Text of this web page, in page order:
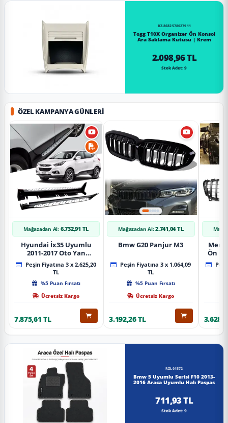
RZ.8682578027911
Togg T10X Organizer Ön Konsol
Ara Saklama Kutusu | Krem
2.098,96 TL
Stok Adet: 9
ÖZEL KAMPANYA GÜNLERI
Mağazadan Al: 6.732,91 TL
Hyundai İx35 Uyumlu
2011-2017 Oto Yan
Basamak Koruma Side
Step Bmw Style
Peşin Fiyatına 3 x 2.625,20
TL
%5 Puan Fırsatı
Ücretsiz Kargo
7.875,61 TL
Mağazadan Al: 2.741,04 TL
Bmw G20 Panjur M3
Peşin Fiyatına 3 x 1.064,09
TL
%5 Puan Fırsatı
Ücretsiz Kargo
3.192,26 TL
Ön
RZL01572
Bmw 5 Uyumlu Serisi F10 2013-
2016 Araca Uyumlu Halı Paspas
711,93 TL
Stok Adet: 9